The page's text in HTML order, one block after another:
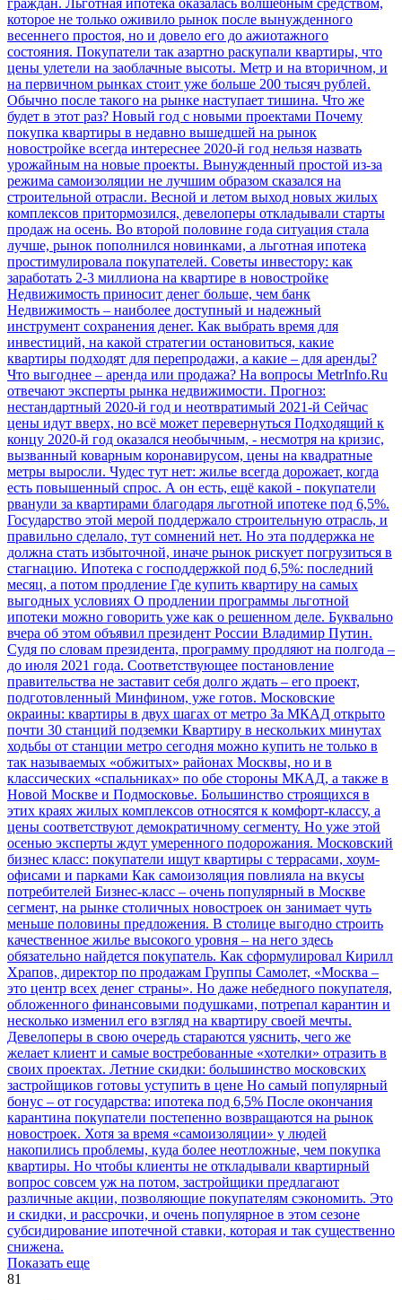
которое не только оживило рынок после вынужденного
весеннего простоя, но и довело его до ажиотажного
состояния. Покупатели так азартно раскупали квартиры, что
цены улетели на заоблачные высоты. Метр и на вторичном, и
на первичном рынках стоит уже больше 200 тысяч рублей.
Обычно после такого на рынке наступает тишина. Что же
будет в этот раз? Новый год с новыми проектами Почему
покупка квартиры в недавно вышедшей на рынок
новостройке всегда интереснее 2020-й год нельзя назвать
урожайным на новые проекты. Вынужденный простой из-за
режима самоизоляции не лучшим образом сказался на
строительной отрасли. Весной и летом выход новых жилых
комплексов притормозился, девелоперы откладывали старты
продаж на осень. Во второй половине года ситуация стала
лучше, рынок пополнился новинками, а льготная ипотека
простимулировала покупателей. Советы инвестору: как
заработать 2-3 миллиона на квартире в новостройке
Недвижимость приносит денег больше, чем банк
Недвижимость – наиболее доступный и надежный
инструмент сохранения денег. Как выбрать время для
инвестиций, на какой стратегии остановиться, какие
квартиры подходят для перепродажи, а какие – для аренды?
Что выгоднее – аренда или продажа? На вопросы MetrInfo.Ru
отвечают эксперты рынка недвижимости. Прогноз:
нестандартный 2020-й год и неотвратимый 2021-й Сейчас
цены идут вверх, но всё может перевернуться Подходящий к
концу 2020-й год оказался необычным, - несмотря на кризис,
вызванный коварным коронавирусом, цены на квадратные
метры выросли. Чудес тут нет: жилье всегда дорожает, когда
есть повышенный спрос. А он есть, ещё какой - покупатели
рванули за квартирами благодаря льготной ипотеке под 6,5%.
Государство этой мерой поддержало строительную отрасль, и
правильно сделало, тут сомнений нет. Но эта поддержка не
должна стать избыточной, иначе рынок рискует погрузиться в
стагнацию. Ипотека с господдержкой под 6,5%: последний
месяц, а потом продление Где купить квартиру на самых
выгодных условиях О продлении программы льготной
ипотеки можно говорить уже как о решенном деле. Буквально
вчера об этом объявил президент России Владимир Путин.
Судя по словам президента, программу продляют на полгода –
до июля 2021 года. Соответствующее постановление
правительства не заставит себя долго ждать – его проект,
подготовленный Минфином, уже готов. Московские
окраины: квартиры в двух шагах от метро За МКАД открыто
почти 30 станций подземки Квартиру в нескольких минутах
ходьбы от станции метро сегодня можно купить не только в
так называемых «обжитых» районах Москвы, но и в
классических «спальниках» по обе стороны МКАД, а также в
Новой Москве и Подмосковье. Большинство строящихся в
этих краях жилых комплексов относятся к комфорт-классу, а
цены соответствуют демократичному сегменту. Но уже этой
осенью эксперты ждут умеренного подорожания. Московский
бизнес класс: покупатели ищут квартиры с террасами, хоум-
офисами и парками Как самоизоляция повлияла на вкусы
потребителей Бизнес-класс – очень популярный в Москве
сегмент, на рынке столичных новостроек он занимает чуть
меньше половины предложения. В столице выгодно строить
качественное жилье высокого уровня – на него здесь
обязательно найдется покупатель. Как сформулировал Кирилл
Храпов, директор по продажам Группы Самолет, «Москва –
это центр всех денег страны». Но даже небедного покупателя,
обложенного финансовыми подушками, потрепал карантин и
несколько изменил его взгляд на квартиру своей мечты.
Девелоперы в свою очередь стараются уяснить, чего же
желает клиент и самые востребованные «хотелки» отразить в
своих проектах. Летние скидки: большинство московских
застройщиков готовы уступить в цене Но самый популярный
бонус – от государства: ипотека под 6,5% После окончания
карантина покупатели постепенно возвращаются на рынок
новостроек. Хотя за время «самоизоляции» у людей
накопились проблемы, куда более неотложные, чем покупка
квартиры. Но чтобы клиенты не откладывали квартирный
вопрос совсем уж на потом, застройщики предлагают
различные акции, позволяющие покупателям сэкономить. Это
и скидки, и рассрочки, и очень популярное в этом сезоне
субсидирование ипотечной ставки, которая и так существенно
снижена.
Показать еще
81